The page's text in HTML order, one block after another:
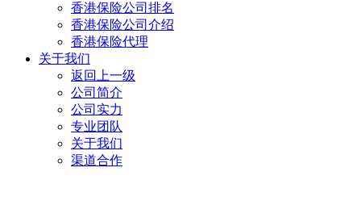
香港保险公司排名
香港保险公司介绍
香港保险代理
关于我们
返回上一级
公司简介
公司实力
专业团队
关于我们
渠道合作